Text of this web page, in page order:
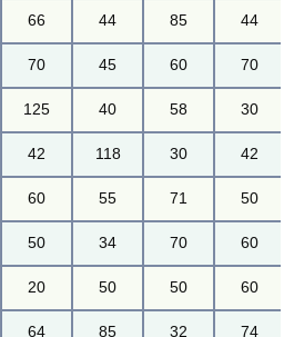
66 44 85 44
70 45 60 70
125 40 58 30
42 118 30 42
60 55 71 50
50 34 70 60
20 50 50 60
64 85 32 74